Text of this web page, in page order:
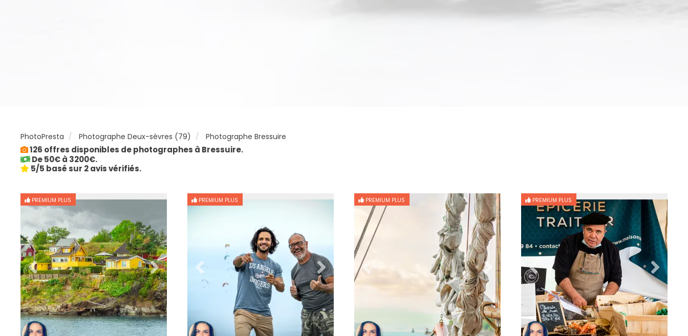
PhotoPresta Photographe Deux-sèvres (79) Photographe Bressuire
126 offres disponibles de photographes à Bressuire.
De 50€ à 3200€.
5/5 basé sur 2 avis vérifiés.
PREMIUM PLUS PREMIUM PLUS PREMIUM PLUS PREMIUM PLUS